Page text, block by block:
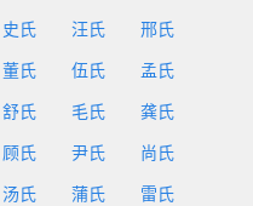
史氏 汪氏 邢氏
董氏 伍氏 孟氏
舒氏 毛氏 龚氏
顾氏 尹氏 尚氏
汤氏 蒲氏 雷氏